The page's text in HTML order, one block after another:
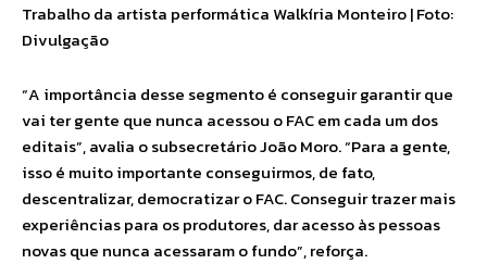
Trabalho da artista performática Walkíria Monteiro | Foto:
Divulgação
“A importância desse segmento é conseguir garantir que
vai ter gente que nunca acessou o FAC em cada um dos
editais”, avalia o subsecretário João Moro. “Para a gente,
isso é muito importante conseguirmos, de fato,
descentralizar, democratizar o FAC. Conseguir trazer mais
experiências para os produtores, dar acesso às pessoas
novas que nunca acessaram o fundo”, reforça.